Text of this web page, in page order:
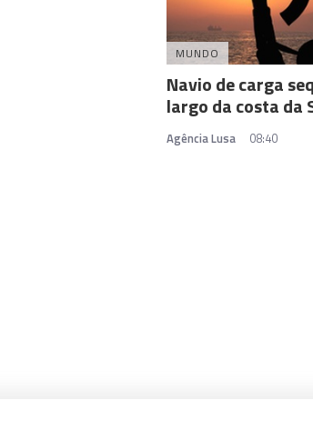
MUNDO
Navio de carga
largo da costa da
Agência Lusa 08:40